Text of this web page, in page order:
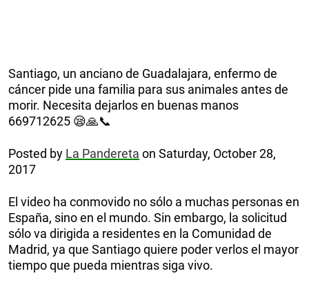
Santiago, un anciano de Guadalajara, enfermo de
cáncer pide una familia para sus animales antes de
morir. Necesita dejarlos en buenas manos
669712625 😪🙏📞
Posted by La Pandereta on Saturday, October 28,
2017
El video ha conmovido no sólo a muchas personas en
España, sino en el mundo. Sin embargo, la solicitud
sólo va dirigida a residentes en la Comunidad de
Madrid, ya que Santiago quiere poder verlos el mayor
tiempo que pueda mientras siga vivo.